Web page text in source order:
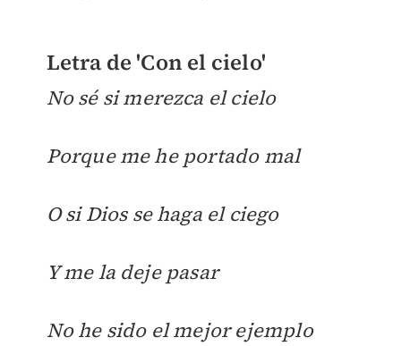
Letra de 'Con el cielo'
No sé si merezca el cielo
Porque me he portado mal
O si Dios se haga el ciego
Y me la deje pasar
No he sido el mejor ejemplo